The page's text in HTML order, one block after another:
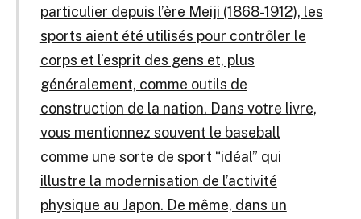
particulier depuis l’ère Meiji (1868-1912), les
sports aient été utilisés pour contrôler le
corps et l’esprit des gens et, plus
généralement, comme outils de
construction de la nation. Dans votre livre,
vous mentionnez souvent le baseball
comme une sorte de sport “idéal” qui
illustre la modernisation de l’activité
physique au Japon. De même, dans un